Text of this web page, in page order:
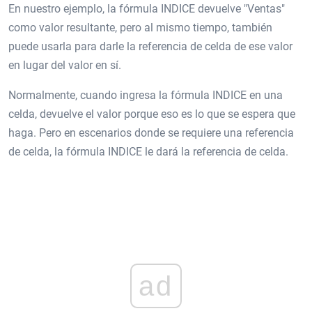
En nuestro ejemplo, la fórmula INDICE devuelve "Ventas"
como valor resultante, pero al mismo tiempo, también
puede usarla para darle la referencia de celda de ese valor
en lugar del valor en sí.
Normalmente, cuando ingresa la fórmula INDICE en una
celda, devuelve el valor porque eso es lo que se espera que
haga. Pero en escenarios donde se requiere una referencia
de celda, la fórmula INDICE le dará la referencia de celda.
ad